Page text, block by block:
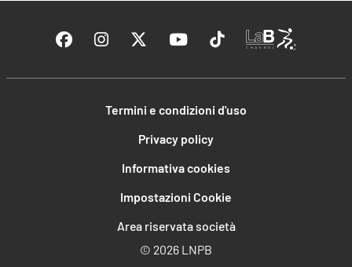
Termini e condizioni d'uso
Privacy policy
Informativa cookies
Impostazioni Cookie
Area riservata società
© 2026 LNPB